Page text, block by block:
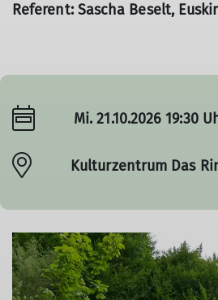
Referent: Sascha Beselt,
Mi. 21.10.2026 19:30
Kulturzentrum Das